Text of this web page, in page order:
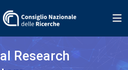
Research